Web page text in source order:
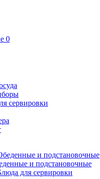
0
сервировки
и подстановочные